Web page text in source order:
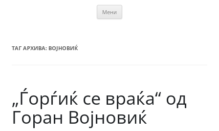
Мени
ТАГ АРХИВА: ВОЈНОВИЌ
„Ѓорѓиќ се враќа“ од
Горан Војновиќ